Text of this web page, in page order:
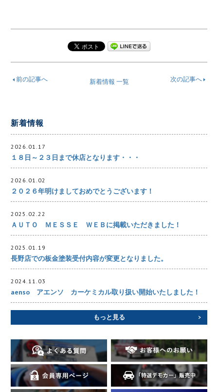
前の記事へ 次の記事へ
新着情報 一覧
新着情報
2026.01.17
１８日～２３日まで休店となります・・・
2026.01.02
２０２６年明けましておめでとうございます！
2025.02.22
ＡＵＴＯ ＭＥＳＳＥ ＷＥＢに掲載いただきました！
2025.01.19
長野店での板金塗装受付内容が変更となりました。
2024.11.03
aenso アエンソ カーケミカル取り扱い開始いたしました！
もっと見る